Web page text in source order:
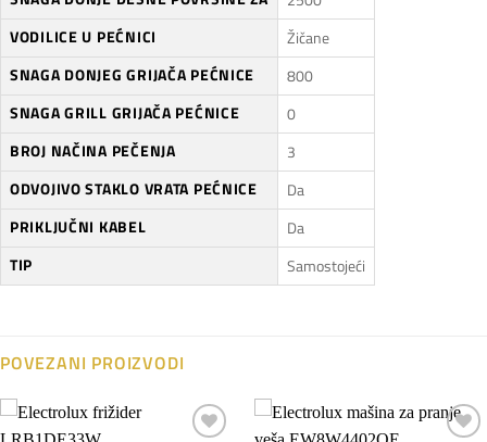
VODILICE U PEĆNICI
Žičane
SNAGA DONJEG GRIJAČA PEĆNICE
800
SNAGA GRILL GRIJAČA PEĆNICE
0
BROJ NAČINA PEČENJA
3
ODVOJIVO STAKLO VRATA PEĆNICE
Da
PRIKLJUČNI KABEL
Da
TIP
Samostojeći
POVEZANI PROIZVODI